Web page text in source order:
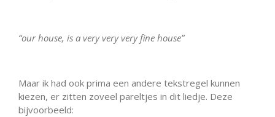
“our house, is a very very very fine house”
Maar ik had ook prima een andere tekstregel kunnen
kiezen, er zitten zoveel pareltjes in dit liedje. Deze
bijvoorbeeld: